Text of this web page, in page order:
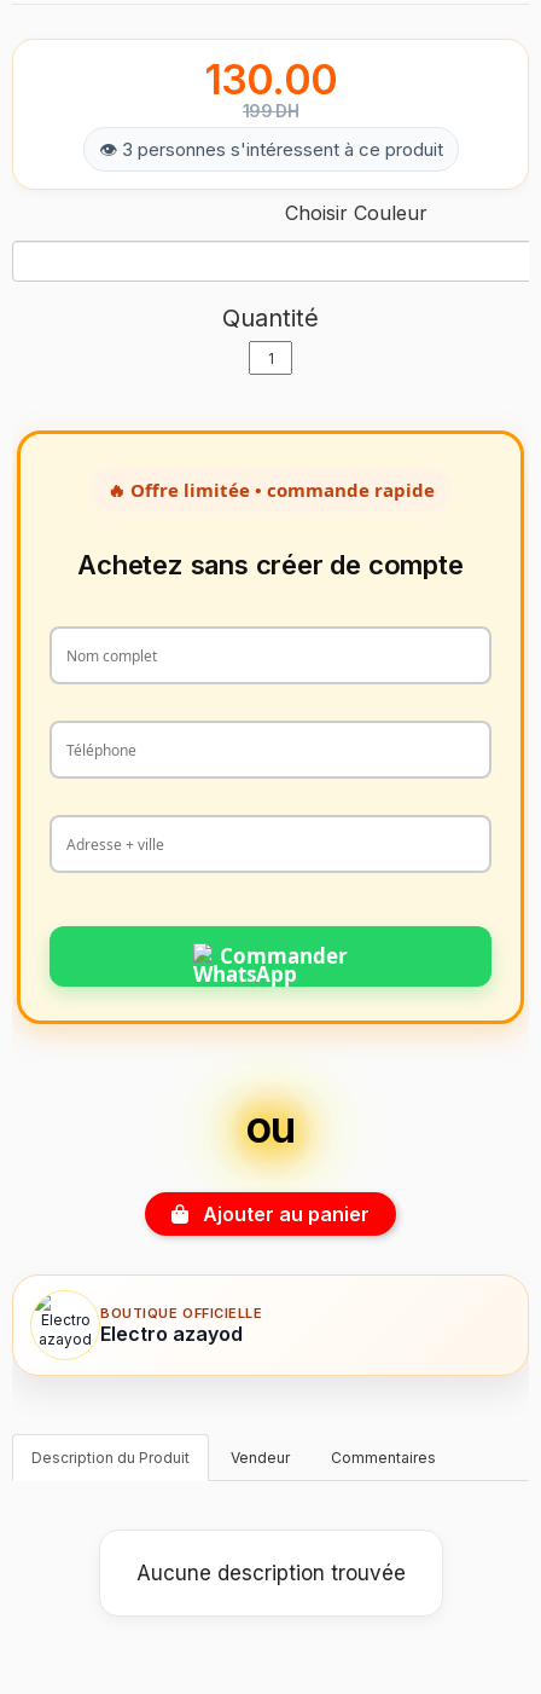
130.00
199 DH
👁 3 personnes s'intéressent à ce produit
Choisir Couleur
Quantité
🔥 Offre limitée • commande rapide
Achetez sans créer de compte
Commander
ou
Ajouter au panier
BOUTIQUE OFFICIELLE
Electro azayod
Description du Produit Vendeur Commentaires
Aucune description trouvée